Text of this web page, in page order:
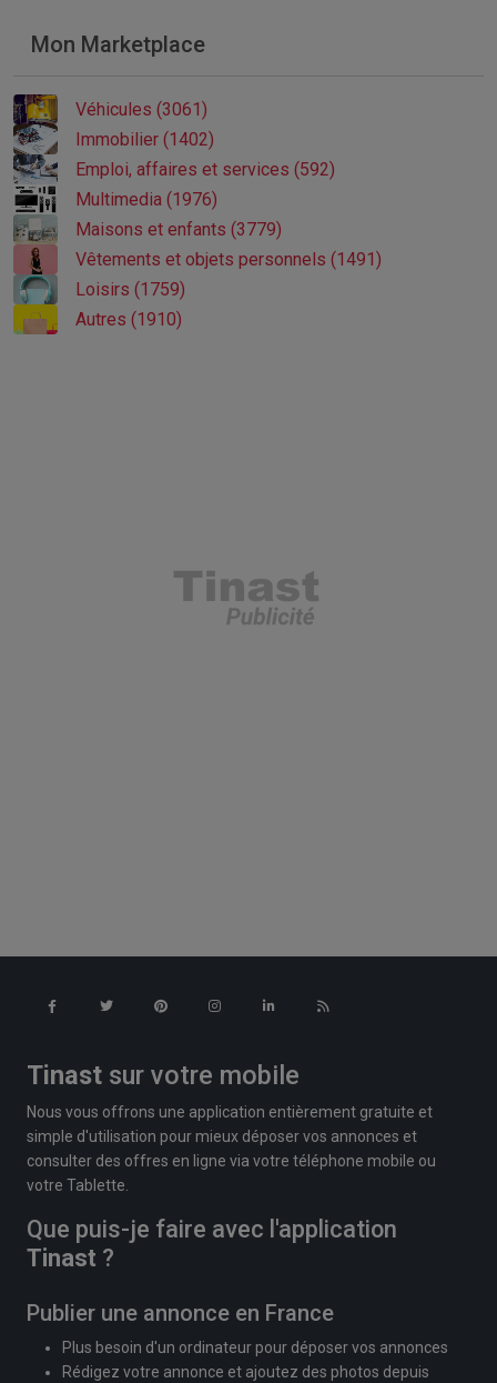
Mon Marketplace
Véhicules (3061)
Immobilier (1402)
Emploi, affaires et services (592)
Multimedia (1976)
Maisons et enfants (3779)
Vêtements et objets personnels (1491)
Loisirs (1759)
Autres (1910)
Tinast sur votre mobile
Nous vous offrons une application entièrement gratuite et
simple d'utilisation pour mieux déposer vos annonces et
consulter des offres en ligne via votre téléphone mobile ou
votre Tablette.
Que puis-je faire avec l'application
Tinast ?
Publier une annonce en France
Plus besoin d'un ordinateur pour déposer vos annonces
Rédigez votre annonce et ajoutez des photos depuis